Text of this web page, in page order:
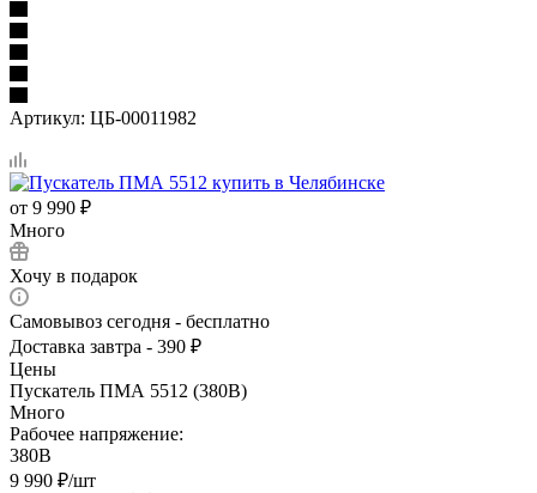
Артикул: ЦБ-00011982
от 9 990 ₽
Много
Хочу в подарок
Самовывоз сегодня - бесплатно
Доставка завтра - 390 ₽
Цены
Пускатель ПМА 5512 (380В)
Много
Рабочее напряжение:
380В
9 990 ₽/шт